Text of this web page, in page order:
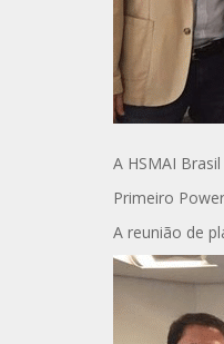
A HSMAI
Primeiro
A reunião de